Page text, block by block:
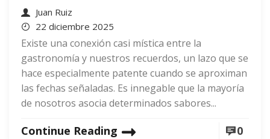
Juan Ruiz
22 diciembre 2025
Existe una conexión casi mística entre la
gastronomía y nuestros recuerdos, un lazo que se
hace especialmente patente cuando se aproximan
las fechas señaladas. Es innegable que la mayoría
de nosotros asocia determinados sabores...
Continue Reading 0